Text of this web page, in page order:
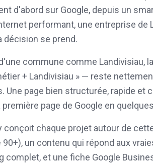
d'abord sur Google, depuis un
performant, une entreprise de
décision se prend.
commune comme Landivisiau,
+ Landivisiau » — reste
Une page bien structurée, rapide et
première page de Google en
conçoit chaque projet autour de
90+), un contenu qui répond aux
complet, et une fiche Google